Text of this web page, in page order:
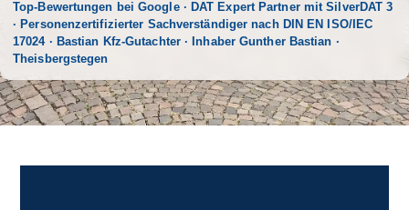
Top-Bewertungen bei Google · DAT Expert Partner mit SilverDAT 3
· Personenzertifizierter Sachverständiger nach DIN EN ISO/IEC
17024 · Bastian Kfz-Gutachter · Inhaber Gunther Bastian ·
Theisbergstegen